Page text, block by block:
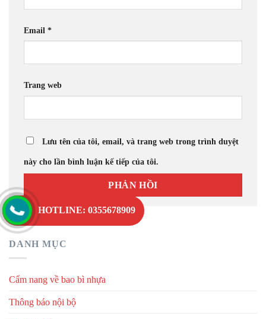
DANH MỤC
Cẩm nang về bao bì nhựa
Thông báo nội bộ
Email *
Trang web
Lưu tên của tôi, email, và trang web trong trình duyệt
này cho lần bình luận kế tiếp của tôi.
HOTLINE: 0355678909